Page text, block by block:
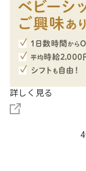
詳しく見る